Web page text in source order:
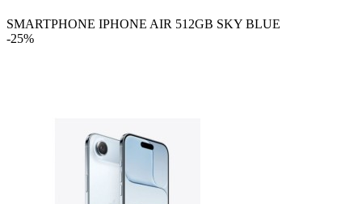
SMARTPHONE IPHONE AIR 512GB SKY BLUE
-25%